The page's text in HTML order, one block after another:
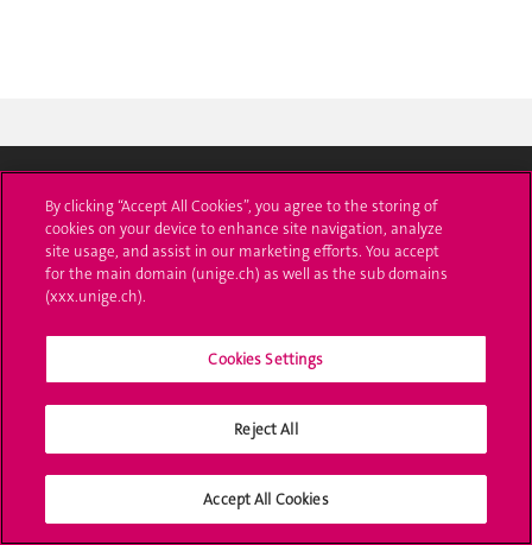
Université de Genève
24 rue du Général-Dufour
1211 Genève 4
T. +41 (0)22 379 71 11
Politique et configuration des cookies
By clicking “Accept All Cookies”, you agree to the storing of
cookies on your device to enhance site navigation, analyze
site usage, and assist in our marketing efforts. You accept
for the main domain (unige.ch) as well as the sub domains
(xxx.unige.ch).
Cookies Settings
Reject All
Accept All Cookies